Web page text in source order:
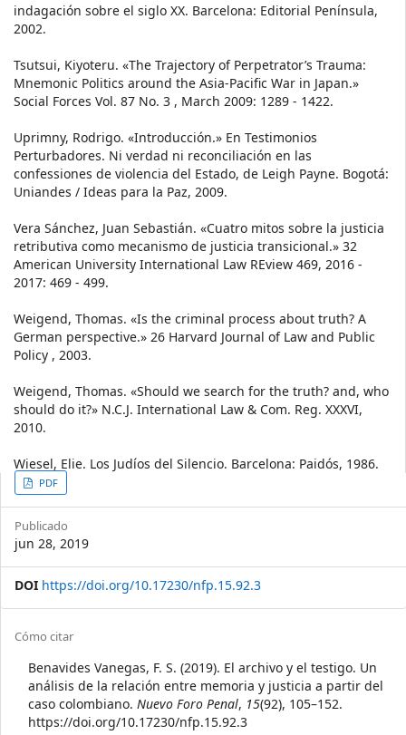
indagación sobre el siglo XX. Barcelona: Editorial Península,
2002.
Tsutsui, Kiyoteru. «The Trajectory of Perpetrator’s Trauma:
Mnemonic Politics around the Asia-Pacific War in Japan.»
Social Forces Vol. 87 No. 3 , March 2009: 1289 - 1422.
Uprimny, Rodrigo. «Introducción.» En Testimonios
Perturbadores. Ni verdad ni reconciliación en las
confessiones de violencia del Estado, de Leigh Payne. Bogotá:
Uniandes / Ideas para la Paz, 2009.
Vera Sánchez, Juan Sebastián. «Cuatro mitos sobre la justicia
retributiva como mecanismo de justicia transicional.» 32
American University International Law REview 469, 2016 -
2017: 469 - 499.
Weigend, Thomas. «Is the criminal process about truth? A
German perspective.» 26 Harvard Journal of Law and Public
Policy , 2003.
Weigend, Thomas. «Should we search for the truth? and, who
should do it?» N.C.J. International Law & Com. Reg. XXXVI,
2010.
Wiesel, Elie. Los Judíos del Silencio. Barcelona: Paidós, 1986.
Article
Sidebar
PDF
Publicado
jun 28, 2019
DOI https://doi.org/10.17230/nfp.15.92.3
Article
Details
Cómo citar
Benavides Vanegas, F. S. (2019). El archivo y el testigo. Un
análisis de la relación entre memoria y justicia a partir del
caso colombiano. Nuevo Foro Penal, 15(92), 105–152.
https://doi.org/10.17230/nfp.15.92.3